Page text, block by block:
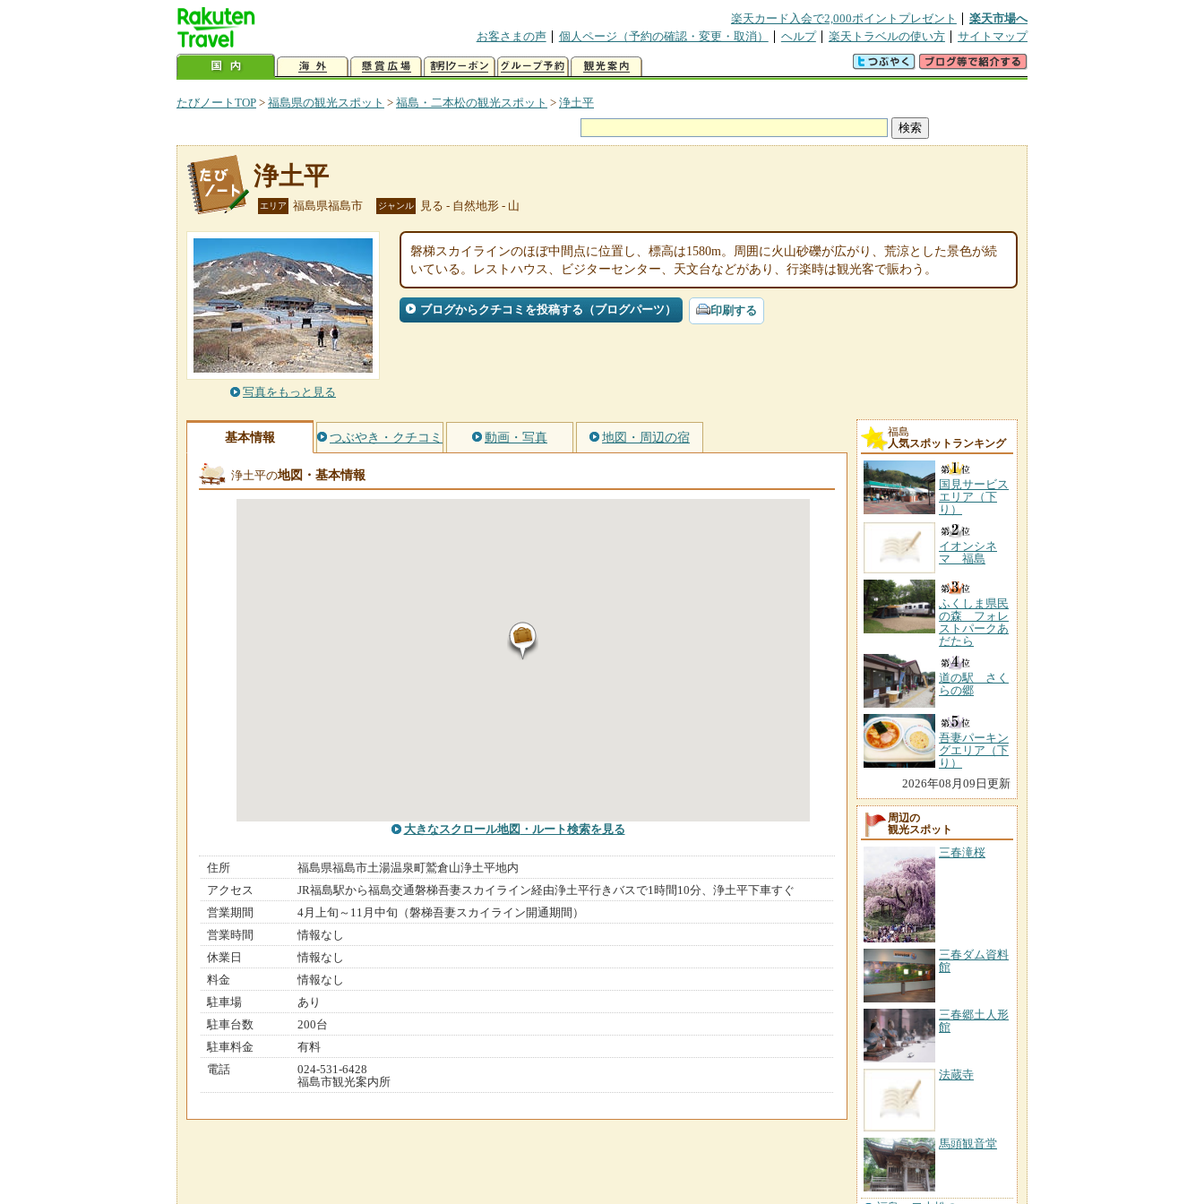
楽天カード入会で2,000ポイントプレゼント
楽天市場へ
お客さまの声
個人ページ（予約の確認・変更・取消） ヘルプ 楽天トラベルの使い方 サイトマップ
たびノートTOP > 福島県の観光スポット > 福島・二本松の観光スポット > 浄土平
浄土平
エリア 福島県福島市 ジャンル 見る - 自然地形 - 山
写真をもっと見る
磐梯スカイラインのほぼ中間点に位置し、標高は1580m。周囲に火山砂礫が広がり、荒涼とした景色が続
いている。レストハウス、ビジターセンター、天文台などがあり、行楽時は観光客で賑わう。
ブログからクチコミを投稿する（ブログパーツ） 印刷する
基本情報 つぶやき・クチコミ 動画・写真 地図・周辺の宿
浄土平の地図・基本情報
大きなスクロール地図 ・ルート検索を見る
住所
福島県福島市土湯温泉町鷲倉山浄土平地内
アクセス
JR福島駅から福島交通磐梯吾妻スカイライン経由浄土平行きバスで1時間10分、浄土平下車すぐ
営業期間
4月上旬～11月中旬（磐梯吾妻スカイライン開通期間）
営業時間
情報なし
休業日
情報なし
料金
情報なし
駐車場
あり
駐車台数
200台
駐車料金
有料
電話
024-531-6428
福島市観光案内所
福島
人気スポットランキング
国見サービス
エリア（下
り）
イオンシネ
マ 福島
ふくしま県民
の森 フォレ
ストパークあ
だたら
道の駅 さく
らの郷
吾妻パーキン
グエリア（下
り）
2026年08月09日更新
周辺の
観光スポット
三春滝桜
三春ダム資料
館
三春郷土人形
館
法蔵寺
馬頭観音堂